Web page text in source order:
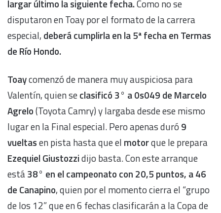
largar último la siguiente fecha.Como no se
disputaron en Toay por el formato de la carrera
especial, deberá cumplirla en la 5ª fecha en Termas
de Río Hondo.
Toaycomenzó de manera muy auspiciosa para
Valentín, quien seclasificó 3° a 0s049 de Marcelo
Agrelo(Toyota Camry) y largaba desde ese mismo
lugar en la Final especial. Pero apenas duró 9
vueltasen pista hasta que el motorque le prepara
Ezequiel Giustozzidijo basta. Con este arranque
está38° en el campeonato con 20,5 puntos, a 46
de Canapino, quien por el momento cierra el “grupo
de los 12” que en 6 fechas clasificarán a la Copa de